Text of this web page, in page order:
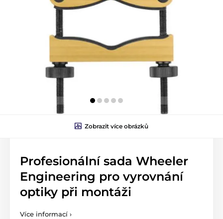
Zobrazit více obrázků
Profesionální sada Wheeler
Engineering pro vyrovnání
optiky při montáži
Více informací ›